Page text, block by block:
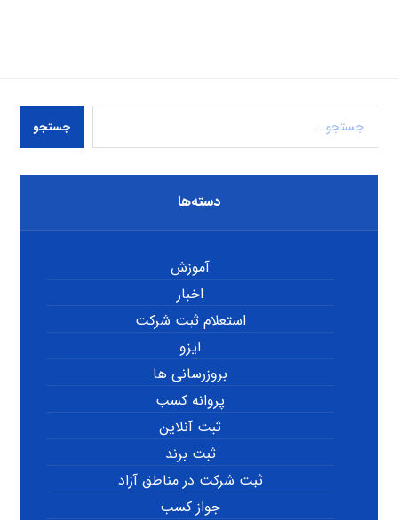
جستجو
دسته‌ها
آموزش
اخبار
استعلام ثبت شرکت
ایزو
بروزرسانی ها
پروانه کسب
ثبت آنلاین
ثبت برند
ثبت شرکت در مناطق آزاد
جواز کسب